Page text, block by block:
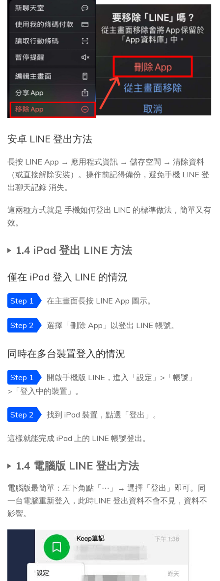
安卓 LINE 登出方法
長按 LINE App → 應用程式資訊 → 儲存空間 → 清除資料
（或直接解除安裝）。操作前記得備份，避免手機 LINE 登
出聊天記錄 消失。
這兩種方式就是 手機如何登出 LINE 的標準做法，簡單又有
效。
1.4 iPad 登出 LINE 方法
僅在 iPad 登入 LINE 的情況
Step 1 在主畫面長按 LINE App 圖示。
Step 2 選擇「刪除 App」以登出 LINE 帳號。
同時在多台裝置登入的情況
Step 1
開啟手機版 LINE，進入「設定」>「帳號」
>「登入中的裝置」。
Step 2 找到 iPad 裝置，點選「登出」。
這樣就能完成 iPad 上的 LINE 帳號登出。
1.4 電腦版 LINE 登出方法
電腦版最簡單：左下角點「⋯」→ 選擇「登出」即可。同
一台電腦重新登入，此時LINE 登出資料不會不見，資料不
影響。